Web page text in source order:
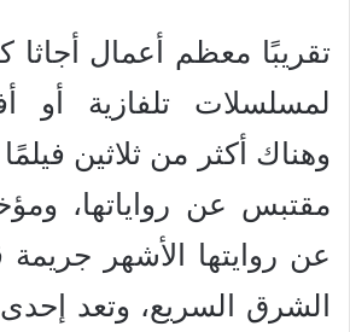
تقريبًا معظم أعمال
لمسلسلات تلفازية أو
وهناك أكثر من ثلاثين
مقتبس عن رواياتها،
عن روايتها الأشهر
الشرق السريع، وتعد إحدى